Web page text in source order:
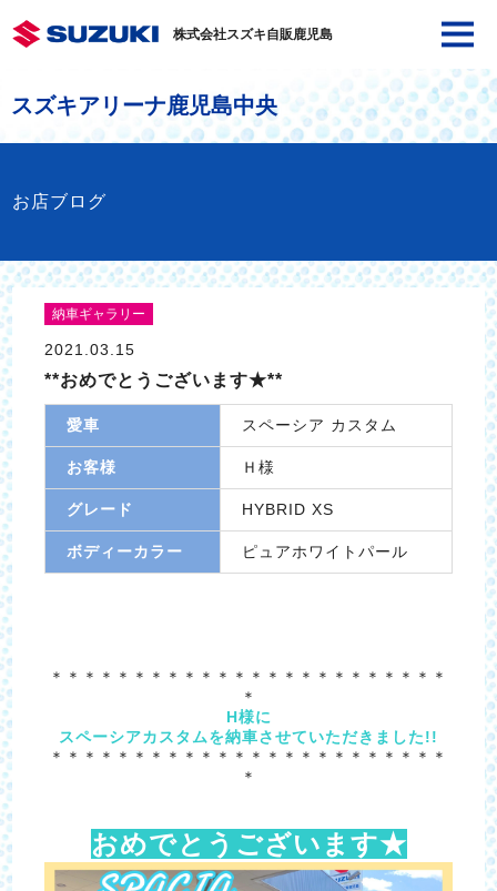
株式会社スズキ自販鹿児島
スズキアリーナ鹿児島中央
お店ブログ
納車ギャラリー
2021.03.15
**おめでとうございます★**
愛車 スペーシア カスタム
お客様 Ｈ様
グレード HYBRID XS
ボディーカラー ピュアホワイトパール
＊＊＊＊＊＊＊＊＊＊＊＊＊＊＊＊＊＊＊＊＊＊＊＊
＊
H様に
スペーシアカスタムを納車させていただきました!!
＊＊＊＊＊＊＊＊＊＊＊＊＊＊＊＊＊＊＊＊＊＊＊＊
＊
おめでとうございます★